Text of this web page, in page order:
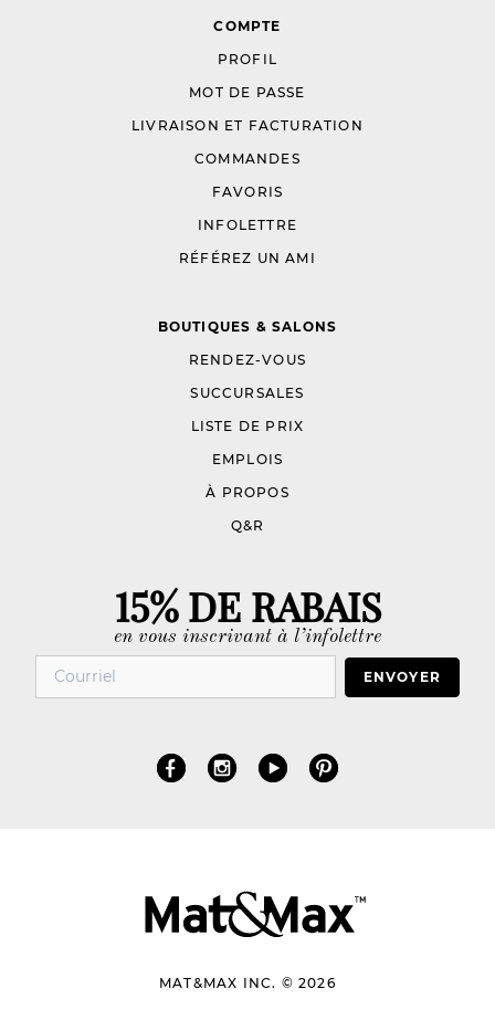
COMPTE
PROFIL
MOT DE PASSE
LIVRAISON ET FACTURATION
COMMANDES
FAVORIS
INFOLETTRE
RÉFÉREZ UN AMI
BOUTIQUES & SALONS
RENDEZ-VOUS
SUCCURSALES
LISTE DE PRIX
EMPLOIS
À PROPOS
Q&R
15% DE RABAIS
en vous inscrivant à l’infolettre
ENVOYER
MAT&MAX INC. © 2026